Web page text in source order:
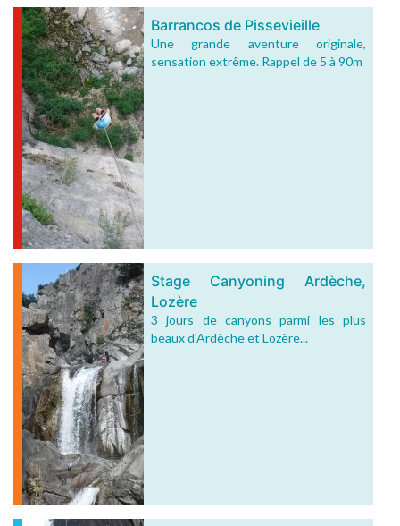
Barrancos de Pissevieille
Une grande aventure originale,
sensation extrême. Rappel de 5 à 90m
Stage Canyoning Ardèche,
Lozère
3 jours de canyons parmi les plus
beaux d'Ardèche et Lozère...